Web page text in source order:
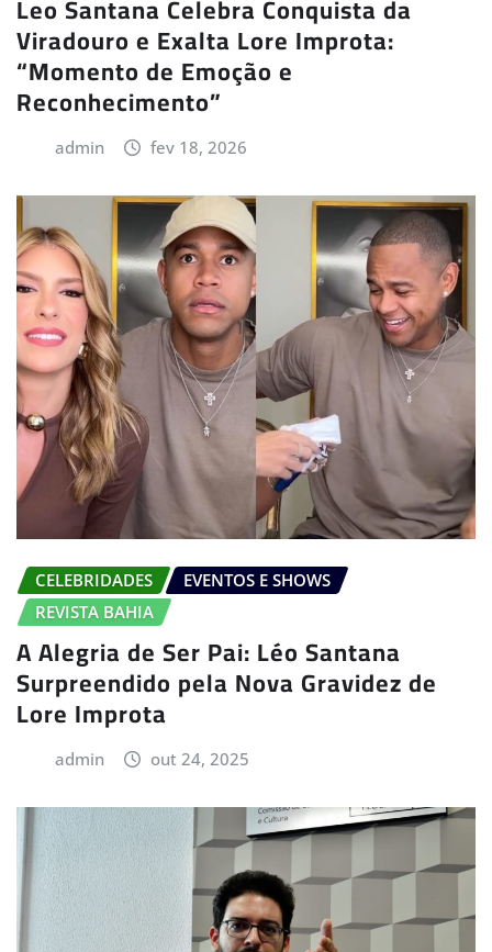
Leo Santana Celebra Conquista da
Viradouro e Exalta Lore Improta:
“Momento de Emoção e
Reconhecimento”
admin fev 18, 2026
CELEBRIDADES
EVENTOS E SHOWS
REVISTA BAHIA
A Alegria de Ser Pai: Léo Santana
Surpreendido pela Nova Gravidez de
Lore Improta
admin out 24, 2025